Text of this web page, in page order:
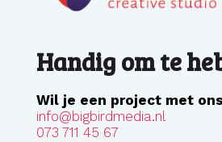
Handig om te
Wil je een project met
info@bigbirdmedia.nl
073 711 45 67